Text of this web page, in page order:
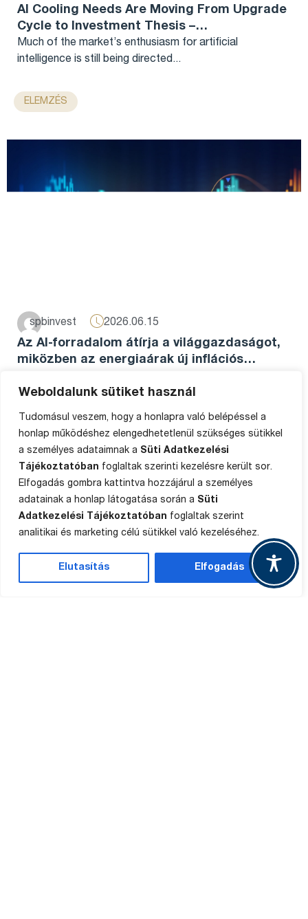
Weboldalunk sütiket használ
Tudomásul veszem, hogy a honlapra való belépéssel a
honlap működéshez elengedhetetlenül szükséges sütikkel
a személyes adataimnak a Süti Adatkezelési
Tájékoztatóban foglaltak szerinti kezelésre került sor.
Elfogadás gombra kattintva hozzájárul a személyes
adatainak a honlap látogatása során a Süti
Adatkezelési Tájékoztatóban foglaltak szerint
analitikai és marketing célú sütikkel való kezeléséhez.
Elutasítás Elfogadás
AI Cooling Needs Are Moving From Upgrade
Cycle to Investment Thesis –
Investing.com...
Much of the market’s enthusiasm for artificial
intelligence is still being directed...
ELEMZÉS
spbinvest 2026.06.15
Az AI-forradalom átírja a világgazdaságot,
miközben az energiaárak új inflációs
tőkepiacain továbbra...
ELEMZÉS